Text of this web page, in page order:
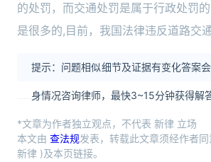
的处罚，而交通处罚是属于行政处罚
是很多的,目前，我国法律违反道路交
提示：问题相似细节及证据有变化答案
身情况咨询律师，最快3~15分钟获得解答
*文章为作者独立观点，不代表 新律 立场
本文由 查法规发表，转载此文章须经作者
新律 )及本页链接。